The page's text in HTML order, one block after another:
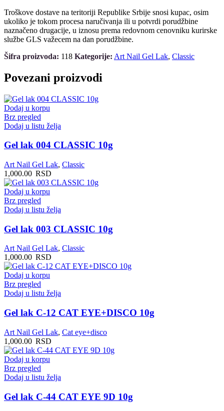
Troškove dostave na teritoriji Republike Srbije snosi kupac, osim
ukoliko je tokom procesa naručivanja ili u potvrdi porudžbine
naznačeno drugacije, u iznosu prema redovnom cenovniku kurirske
službe GLS važecem na dan porudžbine.
Šifra proizvoda: 118 Kategorije: Art Nail Gel Lak, Classic
Povezani proizvodi
Dodaj u korpu
Brz pregled
Dodaj u listu želja
Gel lak 004 CLASSIC 10g
Art Nail Gel Lak, Classic
1,000.00 RSD
Dodaj u korpu
Brz pregled
Dodaj u listu želja
Gel lak 003 CLASSIC 10g
Art Nail Gel Lak, Classic
1,000.00 RSD
Dodaj u korpu
Brz pregled
Dodaj u listu želja
Gel lak C-12 CAT EYE+DISCO 10g
Art Nail Gel Lak, Cat eye+disco
1,000.00 RSD
Dodaj u korpu
Brz pregled
Dodaj u listu želja
Gel lak C-44 CAT EYE 9D 10g